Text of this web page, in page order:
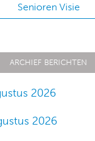
Senioren Visie
ARCHIEF BERICHTEN
2026
2026